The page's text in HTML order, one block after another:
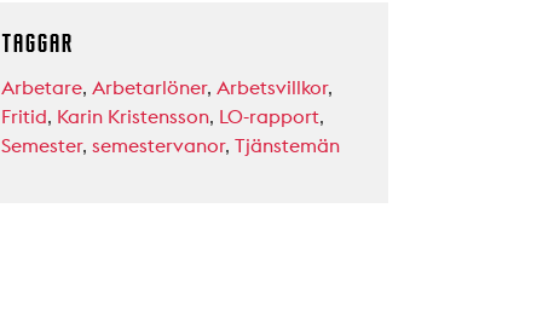
TAGGAR
Arbetare, Arbetarlöner, Arbetsvillkor,
Fritid, Karin Kristensson, LO-rapport,
Semester, semestervanor, Tjänstemän